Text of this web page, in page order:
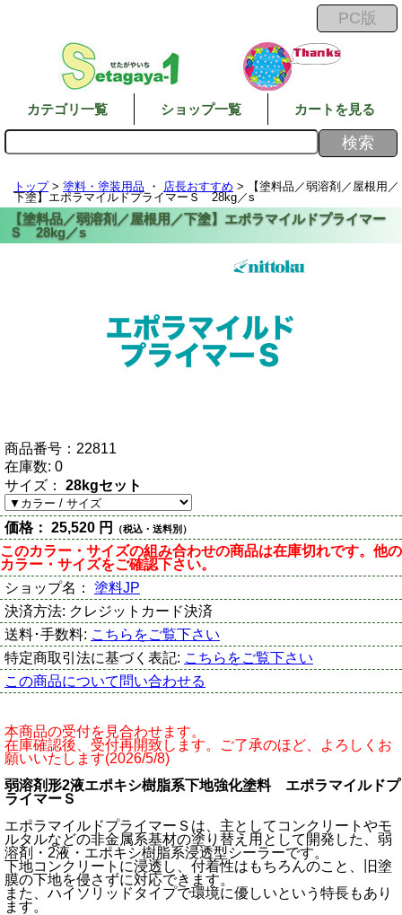
カテゴリ一覧 ショップ一覧 カートを見る
トップ> 塗料・塗装用品 ・ 店長おすすめ > 【塗料品／弱溶剤／屋根用／
下塗】エポラマイルドプライマーＳ 28kg／s
商品番号： 22811
在庫数: 0
サイズ： 28kgセット
価格： 25,520 円 （税込・送料別）
このカラー・サイズの組み合わせの商品は在庫切れです。他の
カラー・サイズをご確認下さい。
ショップ名： 塗料JP
決済方法: クレジットカード決済
送料･手数料: こちらをご覧下さい
特定商取引法に基づく表記: こちらをご覧下さい
この商品について問い合わせる
本商品の受付を見合わせます。
在庫確認後、受付再開致します。ご了承のほど、よろしくお
願いいたします(2026/5/8)
弱溶剤形2液エポキシ樹脂系下地強化塗料 エポラマイルドプ
ライマーＳ
エポラマイルドプライマーＳは、主としてコンクリートやモ
ルタルなどの非金属系基材の塗り替え用として開発した、弱
溶剤・2液・エポキシ樹脂系浸透型シーラーです。
下地コンクリートに浸透し、付着性はもちろんのこと、旧塗
膜の下地を侵さずに対応できます。
また、ハイソリッドタイプで環境に優しいという特長もあり
ます。